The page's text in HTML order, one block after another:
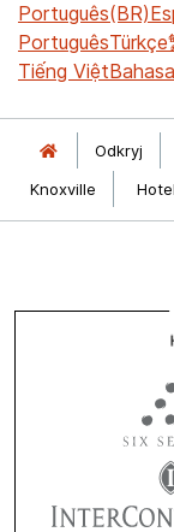
Português(BR)
PortuguêsTürkçe
Tiếng Việt
Odkryj
Knoxville